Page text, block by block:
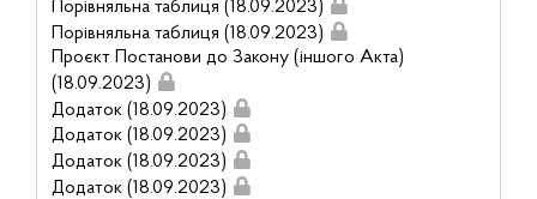
Порівняльна таблиця (18.09.2023)
Порівняльна таблиця (18.09.2023)
Проєкт Постанови до Закону (іншого Акта)
(18.09.2023)
Додаток (18.09.2023)
Додаток (18.09.2023)
Додаток (18.09.2023)
Додаток (18.09.2023)